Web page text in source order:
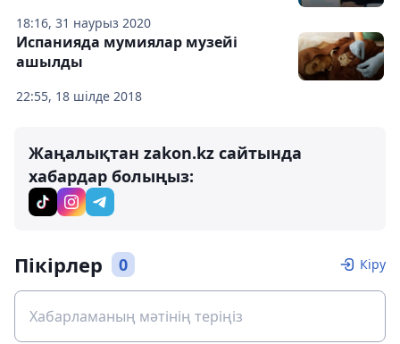
18:16, 31 наурыз 2020
22:55, 18 шілде 2018
Испанияда мумиялар музейі
ашылды
Жаңалықтан zakon.kz сайтында
хабардар болыңыз:
Пікірлер 0 Кіру